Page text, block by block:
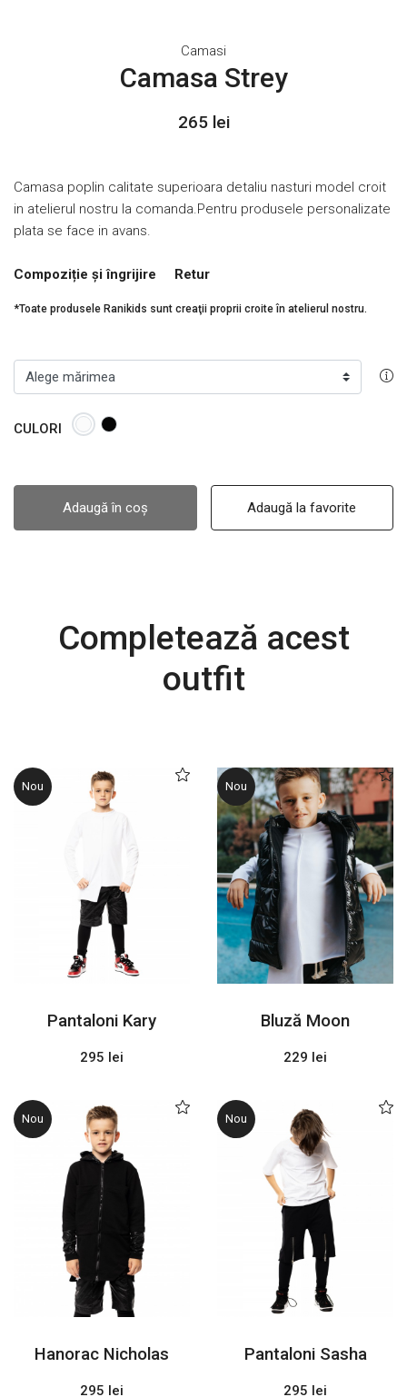
Camasi
Camasa Strey
265 lei
Camasa poplin calitate superioara detaliu nasturi model croit
in atelierul nostru la comanda.Pentru produsele personalizate
plata se face in avans.
Compoziție și îngrijire Retur
*Toate produsele Ranikids sunt creaţii proprii croite în atelierul nostru.
CULORI
Adaugă în coș Adaugă la favorite
Completează acest
outfit
Nou
Pantaloni Kary
295 lei
Nou
Bluză Moon
229 lei
Nou
Hanorac Nicholas
295 lei
Nou
Pantaloni Sasha
295 lei